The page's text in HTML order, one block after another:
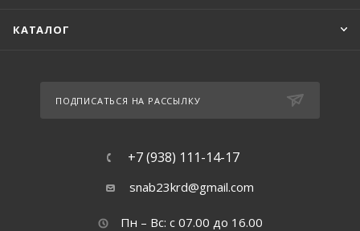
КАТАЛОГ
ПОДПИСАТЬСЯ НА РАССЫЛКУ
+7 (938) 111-14-17
snab23krd@gmail.com
Пн – Вс: с 07.00 до 16.00